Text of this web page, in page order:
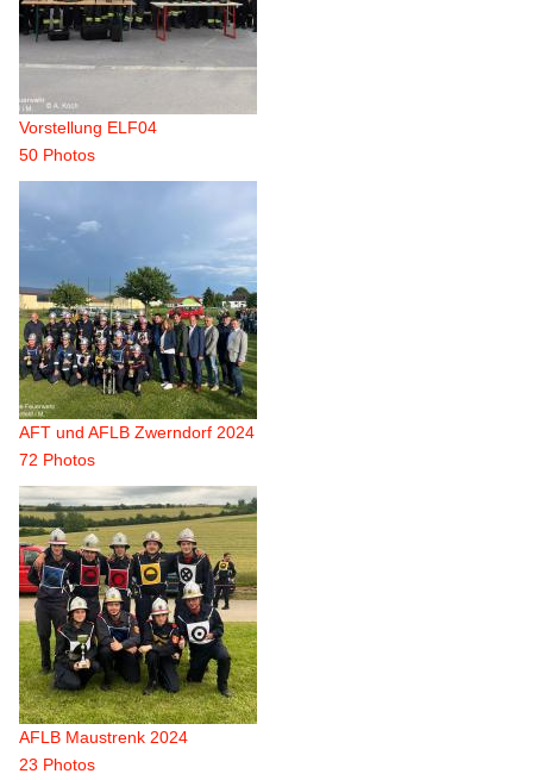
Vorstellung ELF04
50 Photos
AFT und AFLB Zwerndorf 2024
72 Photos
AFLB Maustrenk 2024
23 Photos